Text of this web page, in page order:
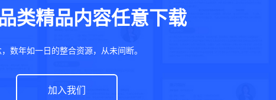
类精品内容任意下载
数年如一日的整合资源，从未间断。
加入我们